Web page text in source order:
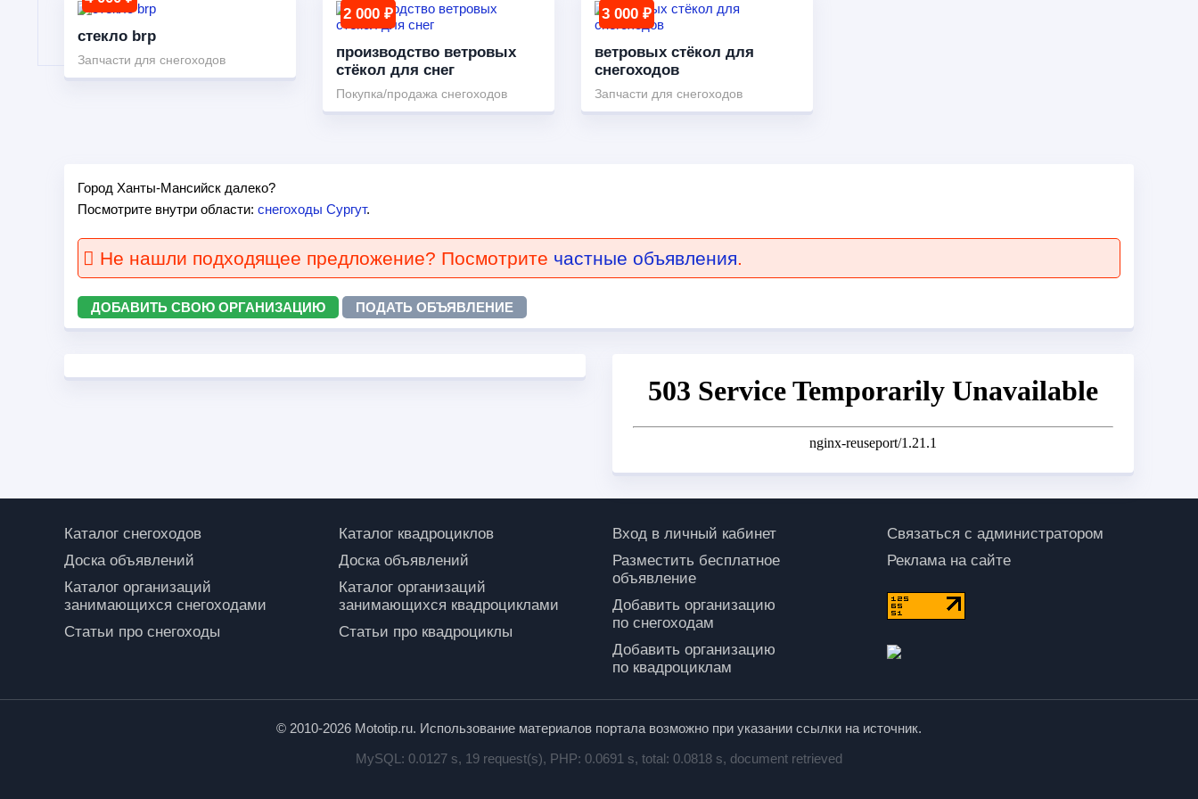
стекло brp
Запчасти для снегоходов
2 000 ₽
производство ветровых
стёкол для снег
Покупка/продажа снегоходов
3 000 ₽
ветровых стёкол для
снегоходов
Запчасти для снегоходов
Город Ханты-Мансийск далеко?
Посмотрите внутри области: снегоходы Сургут.
Не нашли подходящее предложение? Посмотрите частные объявления.
ДОБАВИТЬ СВОЮ ОРГАНИЗАЦИЮ ПОДАТЬ ОБЪЯВЛЕНИЕ
Каталог снегоходов
Доска объявлений
Каталог организаций
занимающихся снегоходами
Статьи про снегоходы
Каталог квадроциклов
Доска объявлений
Каталог организаций
занимающихся квадроциклами
Статьи про квадроциклы
Вход в личный кабинет
Разместить бесплатное
объявление
Добавить организацию
по снегоходам
Добавить организацию
по квадроциклам
Связаться с администратором
Реклама на сайте
© 2010-2026 Mototip.ru. Использование материалов портала возможно при указании ссылки на источник.
MySQL: 0.0127 s, 19 request(s), PHP: 0.0691 s, total: 0.0818 s, document retrieved